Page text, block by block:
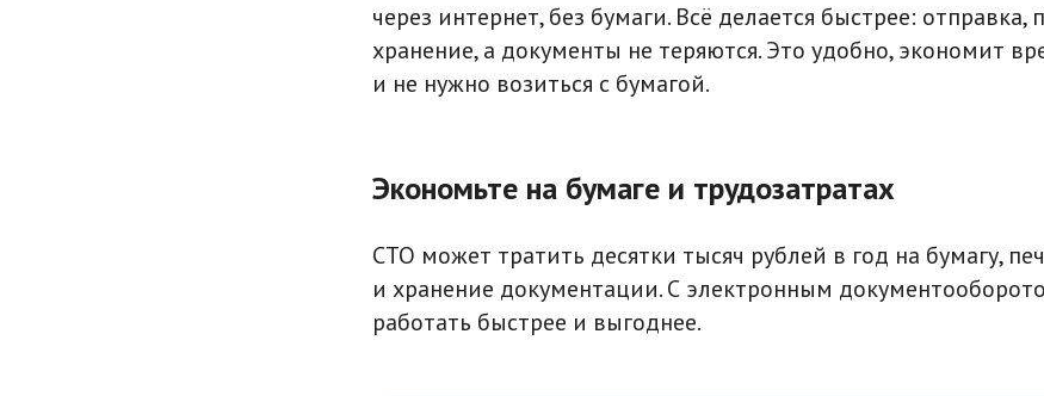
через интернет, без бумаги. Всё делается быстрее: отправка,
хранение, а документы не теряются. Это удобно, экономит
и не нужно возиться с бумагой.
Экономьте на бумаге и трудозатратах
СТО может тратить десятки тысяч рублей в год на бумагу,
и хранение документации. С электронным
работать быстрее и выгоднее.